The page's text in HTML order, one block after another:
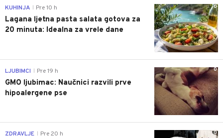
0
KUHINJA Pre 10 h
Lagana ljetna pasta salata gotova za
20 minuta: Idealna za vrele dane
0
LJUBIMCI Pre 19 h
GMO ljubimac: Naučnici razvili prve
hipoalergene pse
0
ZDRAVLJE Pre 20 h